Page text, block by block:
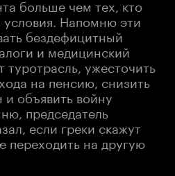
больше чем тех, кто
условия. Напомню эти
бездефицитный
и медицинский
ужесточить
на пенсию, снизить
объявить войну
председатель
если греки скажут
переходить на другую